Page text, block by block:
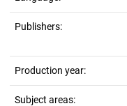
Publishers:
Production year:
Subject areas: